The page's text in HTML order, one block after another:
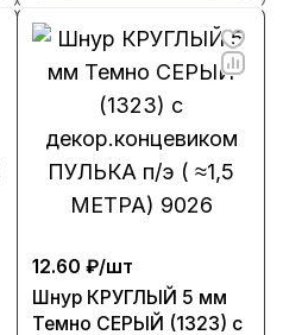
12.60 ₽/шт
Шнур КРУГЛЫЙ 5 мм
Темно СЕРЫЙ (1323) с